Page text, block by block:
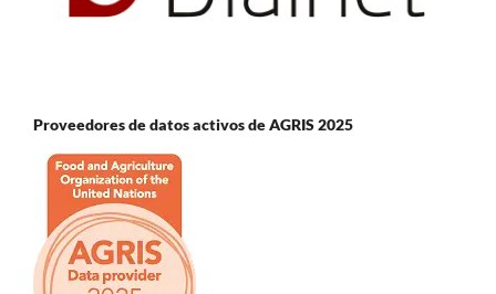
Proveedores de datos activos de AGRIS 2025